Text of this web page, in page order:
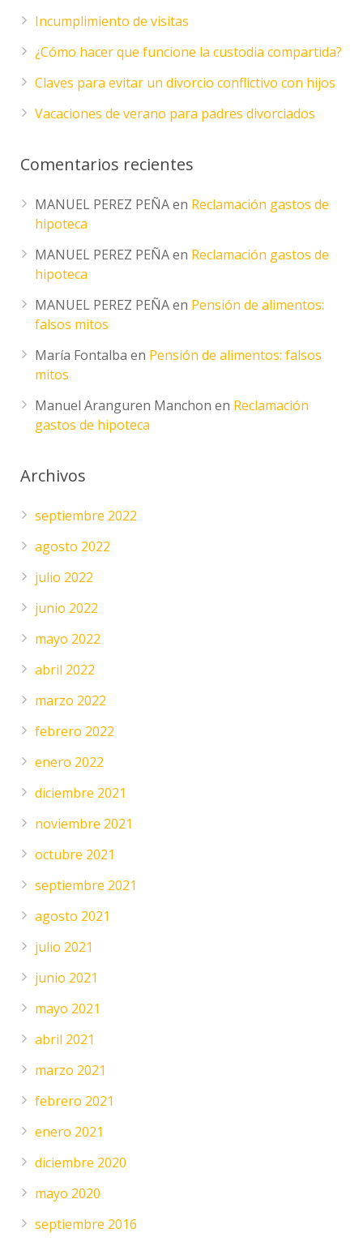
Incumplimiento de visitas
¿Cómo hacer que funcione la custodia compartida?
Claves para evitar un divorcio conflictivo con hijos
Vacaciones de verano para padres divorciados
Comentarios recientes
MANUEL PEREZ PEÑAen Reclamación gastos de
hipoteca
MANUEL PEREZ PEÑAen Reclamación gastos de
hipoteca
MANUEL PEREZ PEÑAen Pensión de alimentos:
falsos mitos
María Fontalba en Pensión de alimentos: falsos
mitos
Manuel Aranguren Manchon en Reclamación
gastos de hipoteca
Archivos
septiembre 2022
agosto 2022
julio 2022
junio 2022
mayo 2022
abril 2022
marzo 2022
febrero 2022
enero 2022
diciembre 2021
noviembre 2021
octubre 2021
septiembre 2021
agosto 2021
julio 2021
junio 2021
mayo 2021
abril 2021
marzo 2021
febrero 2021
enero 2021
diciembre 2020
mayo 2020
septiembre 2016